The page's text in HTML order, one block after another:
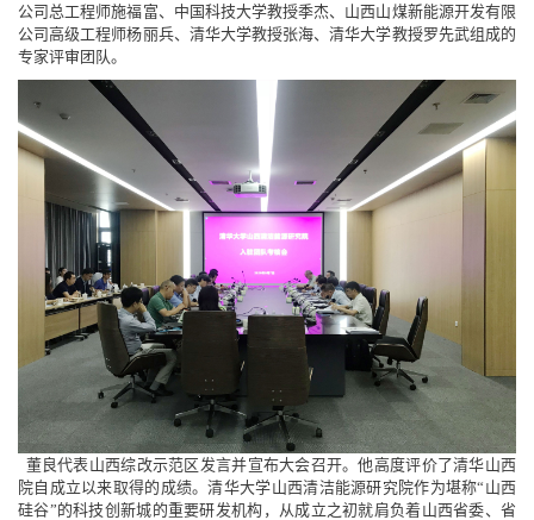
公司总工程师施福富、中国科技大学教授季杰、山西山煤新能源开发有限
公司高级工程师杨丽兵、清华大学教授张海、清华大学教授罗先武组成的
专家评审团队。
董良代表山西综改示范区发言并宣布大会召开。他高度评价了清华山西
院自成立以来取得的成绩。清华大学山西清洁能源研究院作为堪称“山西
硅谷”的科技创新城的重要研发机构，从成立之初就肩负着山西省委、省